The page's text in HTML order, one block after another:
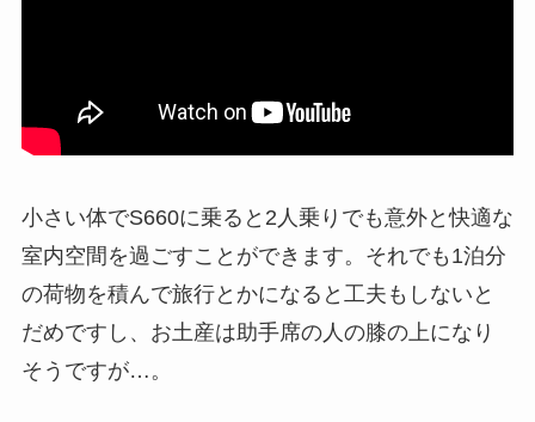
小さい体でS660に乗ると2人乗りでも意外と快適な
室内空間を過ごすことができます。それでも1泊分
の荷物を積んで旅行とかになると工夫もしないと
だめですし、お土産は助手席の人の膝の上になり
そうですが…。